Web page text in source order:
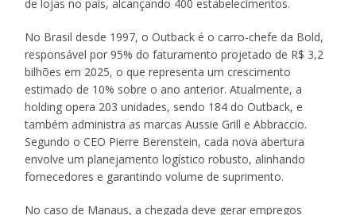
de lojas no país, alcançando 400 estabelecimentos.
No Brasil desde 1997, o Outback é o carro-chefe da Bold,
responsável por 95% do faturamento projetado de R$ 3,2
bilhões em 2025, o que representa um crescimento
estimado de 10% sobre o ano anterior. Atualmente, a
holding opera 203 unidades, sendo 184 do Outback, e
também administra as marcas Aussie Grill e Abbraccio.
Segundo o CEO Pierre Berenstein, cada nova abertura
envolve um planejamento logístico robusto, alinhando
fornecedores e garantindo volume de suprimento.
No caso de Manaus, a chegada deve gerar empregos